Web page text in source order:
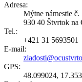
Adresa:
Mýtne námestie č.
930 40 Štvrtok na
Tel.:
+421 31 5693501
E-mail:
GPS:
48.099024,